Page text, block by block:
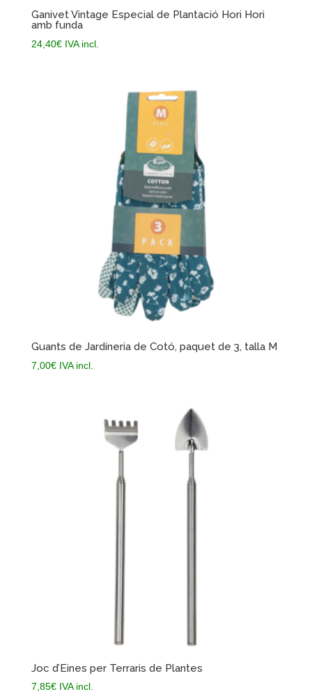
Ganivet Vintage Especial de Plantació Hori Hori
amb funda
24,40€ IVA incl.
Guants de Jardíneria de Cotó, paquet de 3, talla M
7,00€ IVA incl.
Joc d’Eines per Terraris de Plantes
7,85€ IVA incl.